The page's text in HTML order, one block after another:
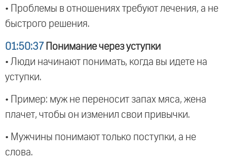
• Проблемы в отношениях требуют лечения, а не
быстрого решения.
01:50:37 Понимание через уступки
• Люди начинают понимать, когда вы идете на
уступки.
• Пример: муж не переносит запах мяса, жена
плачет, чтобы он изменил свои привычки.
• Мужчины понимают только поступки, а не
слова.